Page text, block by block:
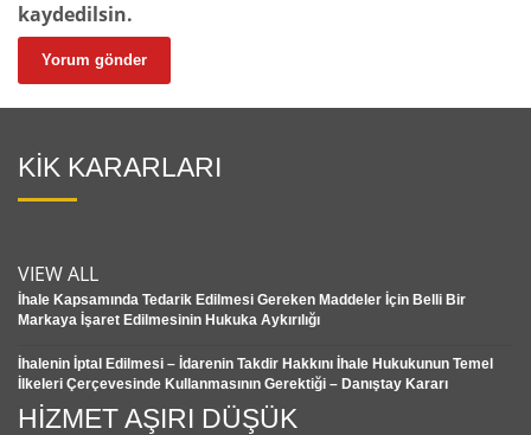
kaydedilsin.
KİK KARARLARI
VIEW ALL
İhale Kapsamında Tedarik Edilmesi Gereken Maddeler İçin Belli Bir
Markaya İşaret Edilmesinin Hukuka Aykırılığı
İhalenin İptal Edilmesi – İdarenin Takdir Hakkını İhale Hukukunun Temel
İlkeleri Çerçevesinde Kullanmasının Gerektiği – Danıştay Kararı
HİZMET AŞIRI DÜŞÜK